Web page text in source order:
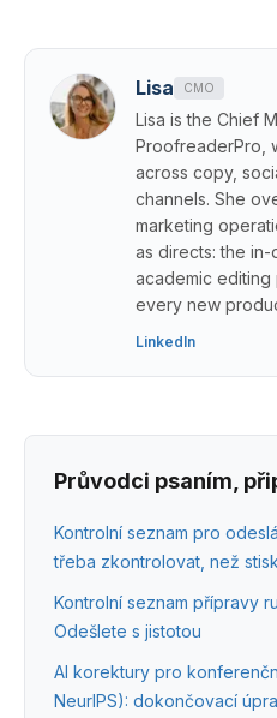
Lisa CMO
Lisa is the Chief
ProofreaderPro,
across copy,
channels. She
marketing
as directs: the
academic editing
every new
LinkedIn
Průvodci psaním,
Kontrolní seznam pro
třeba zkontrolovat, než
Kontrolní seznam přípravy
Odešlete s jistotou
AI korektury pro
NeurIPS): dokončovací